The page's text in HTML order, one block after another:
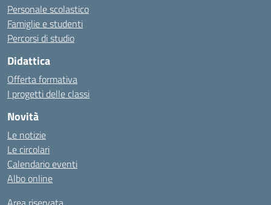
Personale scolastico
Famiglie e studenti
Percorsi di studio
Didattica
Offerta formativa
I progetti delle classi
Novità
Le notizie
Le circolari
Calendario eventi
Albo online